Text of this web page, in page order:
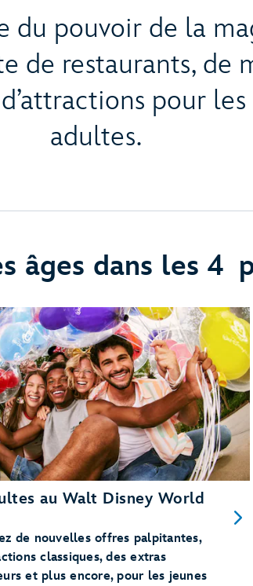
du pouvoir de la
de restaurants, de
pour
adultes.
âges dans les 4
au Walt Disney World
de nouvelles offres palpitantes,
classiques, des extras
et plus encore, pour les jeunes